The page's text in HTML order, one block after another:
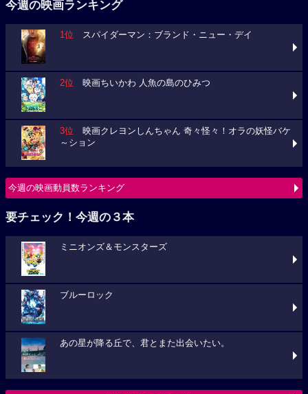
今週の映画ランキング
1位 スパイダーマン：ブランド・ニュー・デイ
2位 映画ちいかわ 人魚の島のひみつ
3位 映画クレヨンしんちゃん 奇々怪々！オラの妖怪バケ
～ション
今週の映画動員数ランキング
要チェック！今週の３本
ミニオンズ＆モンスターズ
ブルーロック
あの星が降る丘で、君とまた出会いたい。